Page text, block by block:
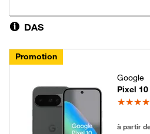
DAS
Promotion
Google
Pixel 10
à partir